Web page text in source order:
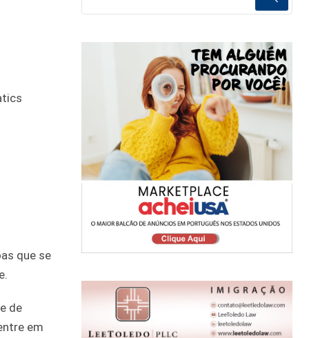
que se
de
em